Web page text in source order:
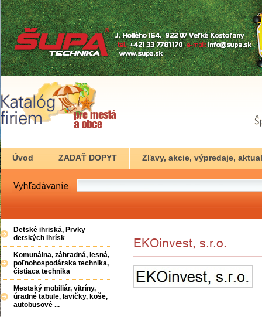
Úvod ZADAŤ DOPYT Zľavy, akcie, výpredaje,
Detské ihriská, Prvky
detských ihrísk
Komunálna, záhradná, lesná,
poľnohospodárska technika,
čistiaca technika
Mestský mobiliár, vitríny,
úradné tabule, lavičky, koše,
autobusové ...